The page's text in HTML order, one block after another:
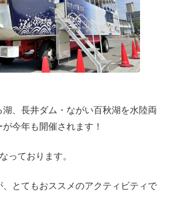
、長井ダム・ながい百秋湖を水陸両
今年も開催されます！
っております。
とてもおススメのアクティビティで